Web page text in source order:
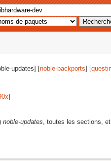
updates] [noble-backports] [
]
noble-updates, toutes les sections,